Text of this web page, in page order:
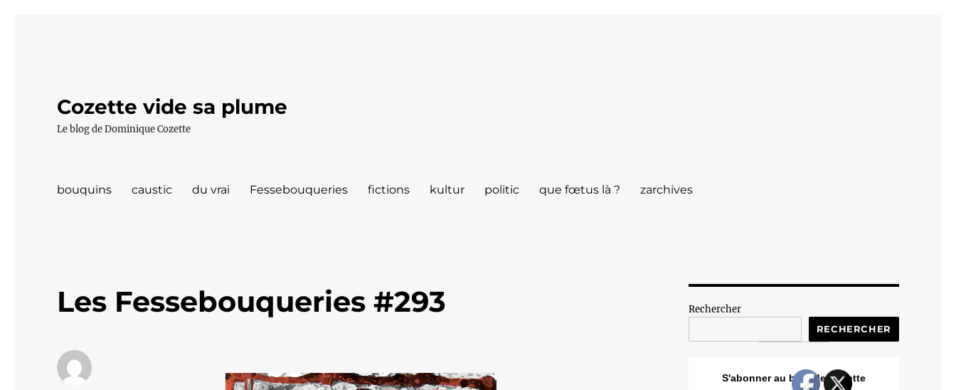
Cozette vide sa plume
Le blog de Dominique Cozette
bouquins caustic du vrai Fessebouqueries fictions kultur politic que fœtus là ? zarchives
Les Fessebouqueries #293 Rechercher
RECHERCHER
S'abonner au blog de Cozette